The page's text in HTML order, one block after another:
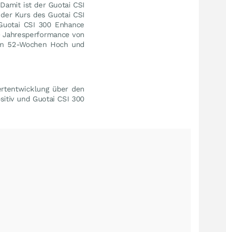
ist der Guotai CSI
Kurs des Guotai CSI
CSI 300 Enhance
von
52-Wochen Hoch und
über den
und Guotai CSI 300